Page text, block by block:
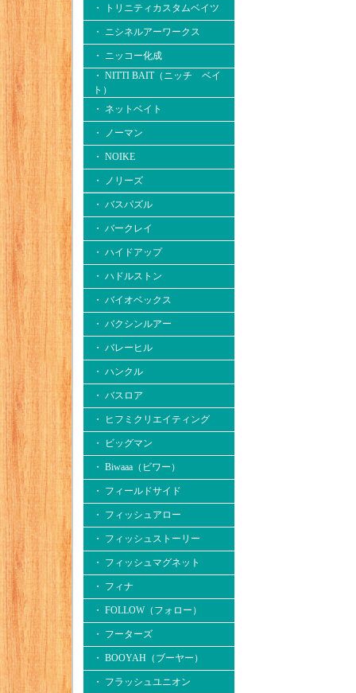
・ トリニティカスタムベイツ
・ ニシネルアーワークス
・ ニッコー化成
・ NITTI BAIT（ニッチ ベイ
ト）
・ ネットベイト
・ ノーマン
・ NOIKE
・ ノリーズ
・ バスパズル
・ バークレイ
・ ハイドアップ
・ ハドルストン
・ バイオベックス
・ バクシンルアー
・ バレーヒル
・ ハンクル
・ バスロア
・ ヒフミクリエイティング
・ ビッグマン
・ Biwaaa（ビワー）
・ フィールドサイド
・ フィッシュアロー
・ フィッシュストーリー
・ フィッシュマグネット
・ フィナ
・ FOLLOW（フォロー）
・ フーターズ
・ BOOYAH（ブーヤー）
・ フラッシュユニオン